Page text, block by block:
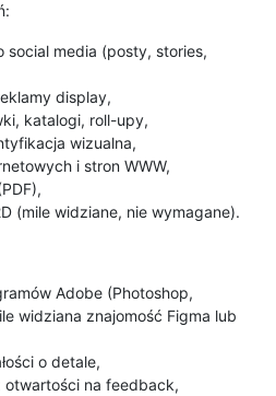
social media (posty, stories,
display,
katalogi, roll-upy,
wizualna,
i stron WWW,
(mile widziane, nie wymagane).
Adobe (Photoshop,
widziana znajomość Figma lub
o detale,
otwartości na feedback,